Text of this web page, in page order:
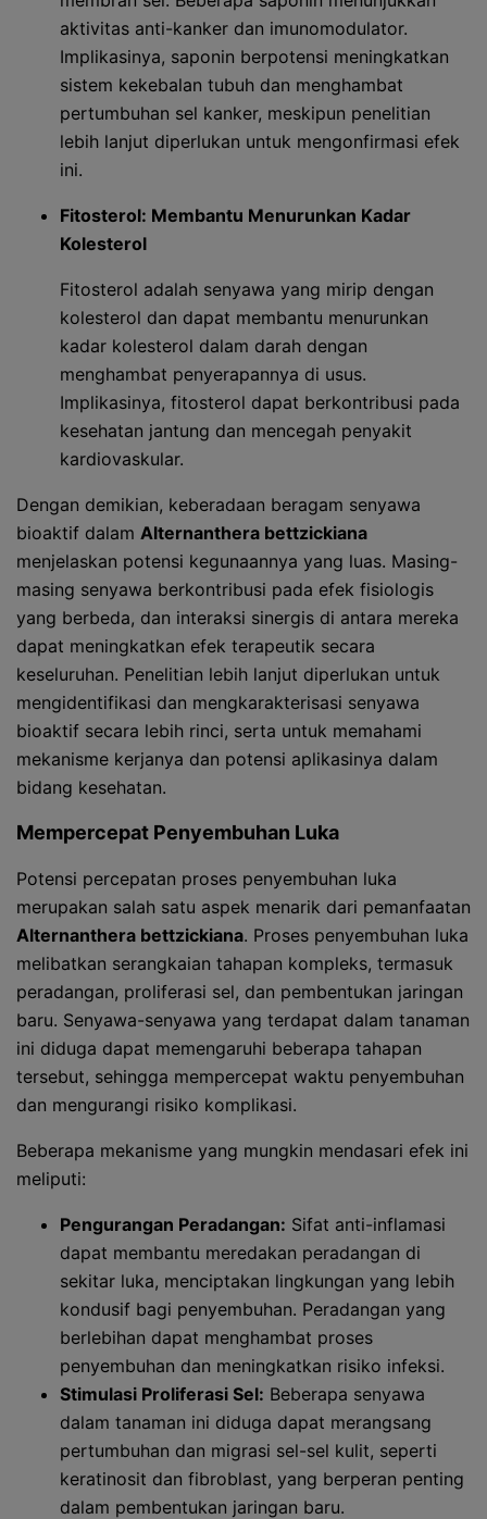
aktivitas anti-kanker dan imunomodulator.
Implikasinya, saponin berpotensi meningkatkan
sistem kekebalan tubuh dan menghambat
pertumbuhan sel kanker, meskipun penelitian
lebih lanjut diperlukan untuk mengonfirmasi efek
ini.
Fitosterol: Membantu Menurunkan Kadar
Kolesterol
Fitosterol adalah senyawa yang mirip dengan
kolesterol dan dapat membantu menurunkan
kadar kolesterol dalam darah dengan
menghambat penyerapannya di usus.
Implikasinya, fitosterol dapat berkontribusi pada
kesehatan jantung dan mencegah penyakit
kardiovaskular.
Dengan demikian, keberadaan beragam senyawa
bioaktif dalam Alternanthera bettzickiana
menjelaskan potensi kegunaannya yang luas. Masing-
masing senyawa berkontribusi pada efek fisiologis
yang berbeda, dan interaksi sinergis di antara mereka
dapat meningkatkan efek terapeutik secara
keseluruhan. Penelitian lebih lanjut diperlukan untuk
mengidentifikasi dan mengkarakterisasi senyawa
bioaktif secara lebih rinci, serta untuk memahami
mekanisme kerjanya dan potensi aplikasinya dalam
bidang kesehatan.
Mempercepat Penyembuhan Luka
Potensi percepatan proses penyembuhan luka
merupakan salah satu aspek menarik dari pemanfaatan
Alternanthera bettzickiana. Proses penyembuhan luka
melibatkan serangkaian tahapan kompleks, termasuk
peradangan, proliferasi sel, dan pembentukan jaringan
baru. Senyawa-senyawa yang terdapat dalam tanaman
ini diduga dapat memengaruhi beberapa tahapan
tersebut, sehingga mempercepat waktu penyembuhan
dan mengurangi risiko komplikasi.
Beberapa mekanisme yang mungkin mendasari efek ini
meliputi:
Pengurangan Peradangan: Sifat anti-inflamasi
dapat membantu meredakan peradangan di
sekitar luka, menciptakan lingkungan yang lebih
kondusif bagi penyembuhan. Peradangan yang
berlebihan dapat menghambat proses
penyembuhan dan meningkatkan risiko infeksi.
Stimulasi Proliferasi Sel: Beberapa senyawa
dalam tanaman ini diduga dapat merangsang
pertumbuhan dan migrasi sel-sel kulit, seperti
keratinosit dan fibroblast, yang berperan penting
dalam pembentukan jaringan baru.